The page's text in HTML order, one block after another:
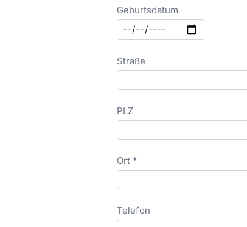
Geburtsdatum
Straße
PLZ
Ort *
Telefon